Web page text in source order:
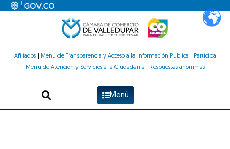
Afiliados| Menú de Transparencia y Acceso a la Información Pública
Participa
Menú de Atención y Servicios a la Ciudadanía
Respuestas anónimas
Menú